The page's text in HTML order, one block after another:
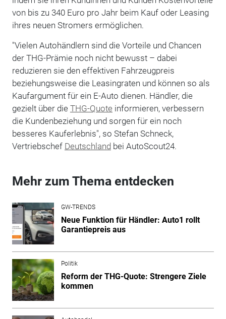
von bis zu 340 Euro pro Jahr beim Kauf oder Leasing
ihres neuen Stromers ermöglichen.
"Vielen Autohändlern sind die Vorteile und Chancen
der THG-Prämie noch nicht bewusst – dabei
reduzieren sie den effektiven Fahrzeugpreis
beziehungsweise die Leasingraten und können so als
Kaufargument für ein E-Auto dienen. Händler, die
gezielt über die THG-Quote informieren, verbessern
die Kundenbeziehung und sorgen für ein noch
besseres Kauferlebnis", so Stefan Schneck,
Vertriebschef Deutschland bei AutoScout24.
Mehr zum Thema entdecken
GW-TRENDS
Neue Funktion für Händler: Auto1 rollt
Garantiepreis aus
Politik
Reform der THG-Quote: Strengere Ziele
kommen